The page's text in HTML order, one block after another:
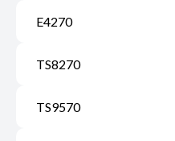
E4270
TS8270
TS9570